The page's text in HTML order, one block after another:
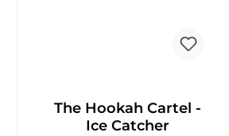
The Hookah Cartel -
Ice Catcher